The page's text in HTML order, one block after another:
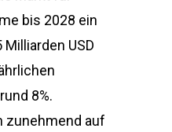
bis 2028 ein
USD
8%.
zunehmend auf